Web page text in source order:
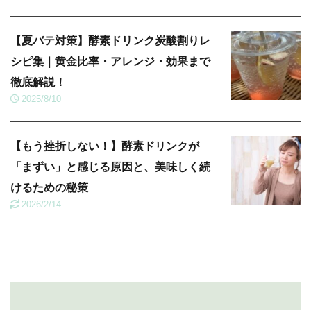
【夏バテ対策】酵素ドリンク炭酸割りレ
シピ集｜黄金比率・アレンジ・効果まで
徹底解説！
2025/8/10
【もう挫折しない！】酵素ドリンクが
「まずい」と感じる原因と、美味しく続
けるための秘策
2026/2/14